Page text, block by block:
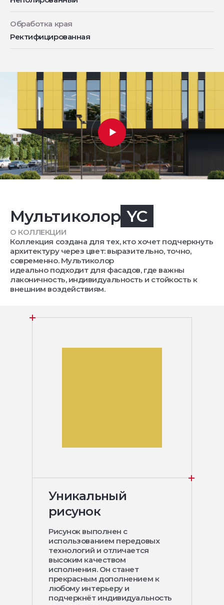
Обработка края
Ректифицированная
Мультиколор YC
О КОЛЛЕКЦИИ
Коллекция создана для тех, кто хочет подчеркнуть
архитектуру через цвет: выразительно, точно,
современно. Мультиколор
идеально подходит для фасадов, где важны
лаконичность, индивидуальность и стойкость к
внешним воздействиям.
Уникальный
рисунок
Рисунок выполнен с
использованием передовых
технологий и отличается
высоким качеством
исполнения. Он станет
прекрасным дополнением к
любому интерьеру и
подчеркнёт индивидуальность